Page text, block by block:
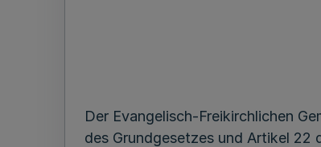
Der Evangelisch-Freikirchlichen
des Grundgesetzes und Artikel 22